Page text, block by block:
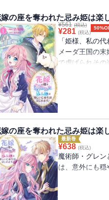
の座を奪われた忌み姫は楽
¥561 (税込)
¥281 (税込)
「姫様、私の
メーダ王国の
で虐げられその
姫の影武者と
輿入れの時がや
せるレティー
を奪われてしま
命まで狙われる
ら訳アリそうな
【※この作品は
の座を奪われた忌み姫は楽
最新巻
¥638 (税込)
魔術師・グレ
は、意外にも穏
しかし、ふと